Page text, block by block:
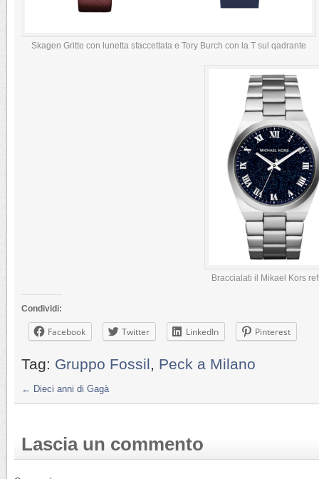
Skagen Gritte con lunetta sfaccettata e Tory Burch con la T sul qadrante
Braccialati il Mikael Kors
Condividi:
Facebook Twitter LinkedIn Pinterest
Tag: Gruppo Fossil, Peck a Milano
← Dieci anni di Gagà
Lascia un commento